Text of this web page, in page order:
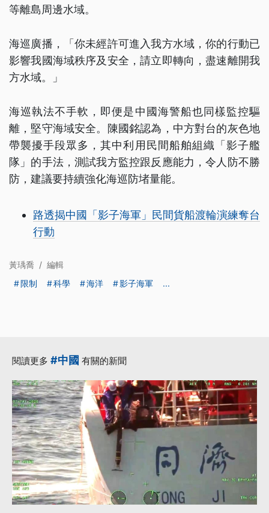
等離島周邊水域。
海巡廣播，「你未經許可進入我方水域，你的行動已
影響我國海域秩序及安全，請立即轉向，盡速離開我
方水域。」
海巡執法不手軟，即便是中國海警船也同樣監控驅
離，堅守海域安全。陳國銘認為，中方對台的灰色地
帶襲擾手段眾多，其中利用民間船舶組織「影子艦
隊」的手法，測試我方監控跟反應能力，令人防不勝
防，建議要持續強化海巡防堵量能。
路透揭中國「影子海軍」民間貨船渡輪演練奪台
行動
黃瑀喬 / 編輯
限制
科學 海洋 影子海軍 ...
閱讀更多 #中國 有關的新聞